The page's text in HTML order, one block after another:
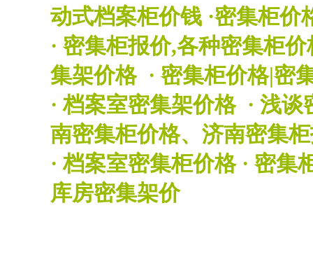
动式档案柜价钱·密集柜价
·密集柜报价,各种密集柜价
集架价格·密集柜价格|密
·档案室密集架价格· 浅谈
南密集柜价格、济南密集
·档案室密集柜价格·密集
库房密集架价